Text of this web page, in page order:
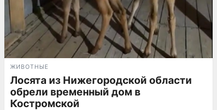
ЖИВОТНЫЕ
Лосята из Нижегородской области
обрели временный дом в
Костромской